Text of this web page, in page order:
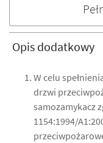
Opis dodatkowy
W celu
drzwi
samozamykacz
1154:1994/